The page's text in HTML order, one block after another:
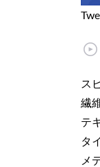
ス
繊
テ
タイ
メ